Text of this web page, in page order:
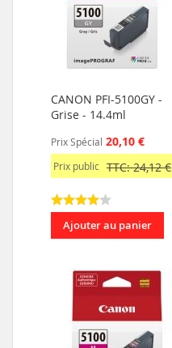
CANON PFI-5100GY -
Grise - 14.4ml
Prix Spécial 20,10 €
Prix public TTC: 24,12 €
Ajouter au panier